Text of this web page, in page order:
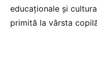
educaționale și
primită la vârsta